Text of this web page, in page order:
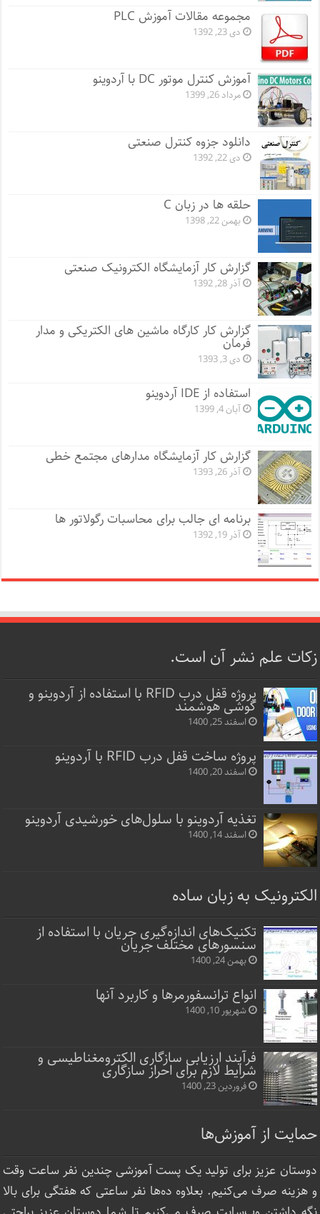
مجموعه مقالات آموزش PLC
دی 23, 1392
آموزش کنترل موتور DC با آردوینو
مرداد 26, 1399
دانلود جزوه کنترل صنعتی
دی 22, 1392
حلقه ها در زبان C
بهمن 22, 1398
گزارش کار آزمایشگاه الکترونیک صنعتی
آذر 28, 1392
گزارش کار کارگاه ماشین های الکتریکی و مدار
فرمان
دی 3, 1393
استفاده از IDE آردوینو
آبان 4, 1399
گزارش کار آزمایشگاه مدارهای مجتمع خطی
آذر 26, 1393
برنامه ای جالب برای محاسبات رگولاتور ها
آذر 19, 1392
زکات علم نشر آن است.
پروژه قفل‌ درب RFID با استفاده از آردوینو و
گوشی هوشمند
اسفند 25, 1400
پروژه ساخت قفل‌ درب RFID با آردوینو
اسفند 20, 1400
تغذیه آردوینو با سلول‌های خورشیدی آردوینو
اسفند 14, 1400
الکترونیک به زبان ساده
تکنیک‌های اندازه‌گیری جریان با استفاده از
سنسورهای مختلف جریان
بهمن 24, 1400
انواع ترانسفورمرها و کاربرد آنها
شهریور 10, 1400
فرآیند ارزیابی سازگاری الکترومغناطیسی و
شرایط لازم برای احراز سازگاری
فروردین 23, 1400
حمایت از آموزش‌ها
دوستان عزیز برای تولید یک پست آموزشی چندین نفر ساعت‌ وقت
و هزینه صرف می‌کنیم. بعلاوه ده‌ها نفر ساعتی که هفتگی برای بالا